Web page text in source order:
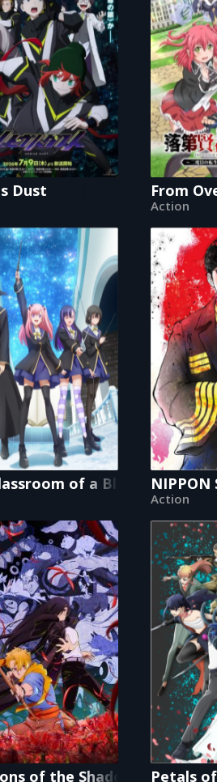
Gun Blaze Vengeance
Dust From
Action
of a Black Cat and
NIPPON
Action
Kenof the Shadow Realm
Petals